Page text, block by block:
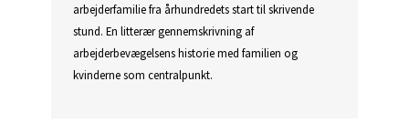
arbejderfamilie fra århundredets start til skrivende
stund. En litterær gennemskrivning af
arbejderbevægelsens historie med familien og
kvinderne som centralpunkt.